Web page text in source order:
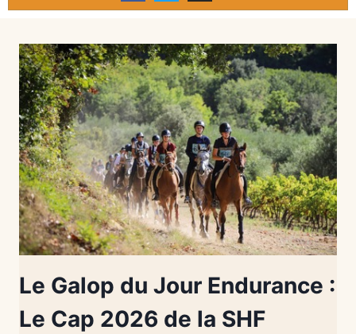
Le Galop du Jour Endurance :
Le Cap 2026 de la SHF